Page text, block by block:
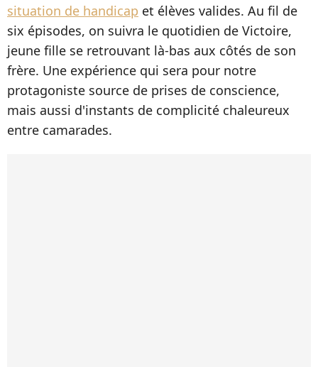
situation de handicap et élèves valides. Au fil de
six épisodes, on suivra le quotidien de Victoire,
jeune fille se retrouvant là-bas aux côtés de son
frère. Une expérience qui sera pour notre
protagoniste source de prises de conscience,
mais aussi d'instants de complicité chaleureux
entre camarades.